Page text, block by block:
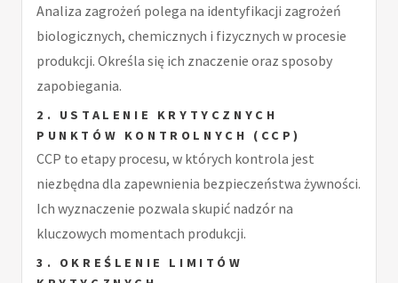
Analiza zagrożeń polega na identyfikacji zagrożeń
biologicznych, chemicznych i fizycznych w procesie
produkcji. Określa się ich znaczenie oraz sposoby
zapobiegania.
2. USTALENIE KRYTYCZNYCH
PUNKTÓW KONTROLNYCH (CCP)
CCP to etapy procesu, w których kontrola jest
niezbędna dla zapewnienia bezpieczeństwa żywności.
Ich wyznaczenie pozwala skupić nadzór na
kluczowych momentach produkcji.
3. OKREŚLENIE LIMITÓW